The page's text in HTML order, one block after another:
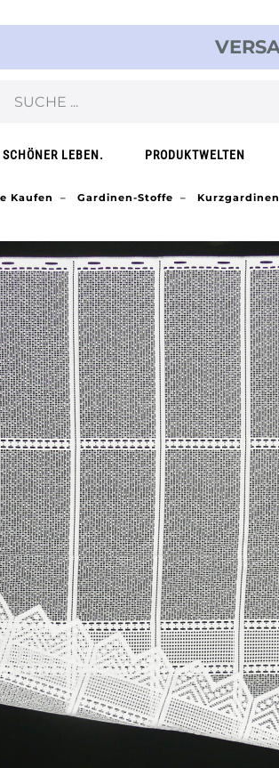
LEBEN. PRODUKTWELTEN
Kaufen Gardinen-Stoffe Kurzgardinen